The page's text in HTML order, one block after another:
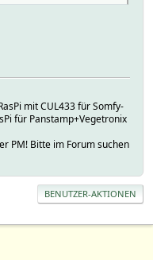
mit CUL433 für Somfy-
für Panstamp+Vegetronix
PM! Bitte im Forum suchen
BENUTZER-AKTIONEN